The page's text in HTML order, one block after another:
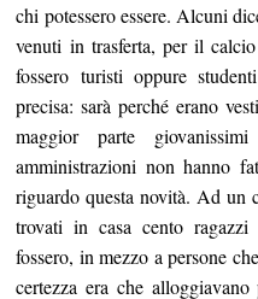
chi potessero essere. Alcuni
venuti in trasferta, per il
fossero turisti oppure
precisa: sarà perché erano
maggior parte
amministrazioni non hanno
riguardo questa novità. Ad un
trovati in casa cento ragazzi
fossero, in mezzo a persone
certezza era che